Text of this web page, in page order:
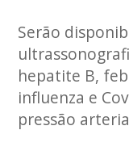
Serão
hepatite B,
influenza e
pressão